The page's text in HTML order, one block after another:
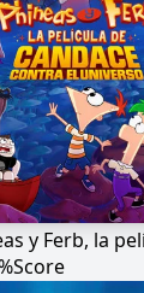
Score